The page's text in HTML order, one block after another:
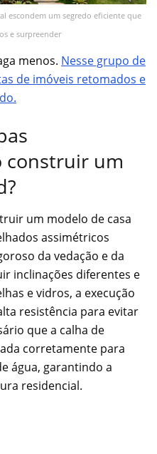
escondem um segredo eficiente que
e surpreender
menos. Nesse grupo de
de imóveis retomados e
construir um
um modelo de casa
assimétricos
da vedação e da
inclinações diferentes e
e vidros, a execução
resistência para evitar
que a calha de
corretamente para
água, garantindo a
residencial.